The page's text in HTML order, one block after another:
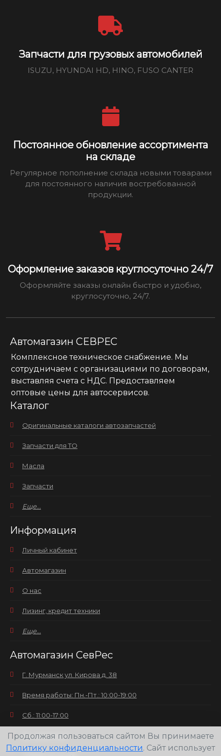
Запчасти для грузовых автомобилей
ISUZU, HYUNDAI HD, HINO, FUSO CANTER
Постоянное обновление ассортимента
на складе
Регулярное пополнение склада новыми товарами
для постоянного наличия востребованной
продукции.
Оформление заказов круглосуточно 24/7
Оформляйте заказы онлайн быстро и удобно,
круглосуточно, 24/7.
Автомагазин СЕВРЕС
Комплексное техническое снабжение. Мы
сотрудничаем с организациями по договорам,
выставляя счета с НДС. Предоставляем
оптовые цены для автосервисов.
Каталог
Оригинальные каталоги автозапчастей
Запчасти для ТО
Масла
Запчасти
Еще...
Информация
Личный кабинет
Автомагазин
О нас
Лизинг, кредит техники
Еще...
Автомагазин СевРес
Г. Мурманск ул. Кирова д. 38
Время работы: Пн.-Пт.: 10:00-19:00
Сб.: 11:00-17:00
Вс.: выходной
Продолжая пользоваться сайтом Вы принимаете
Политику конфиденциальности. Сайт использует